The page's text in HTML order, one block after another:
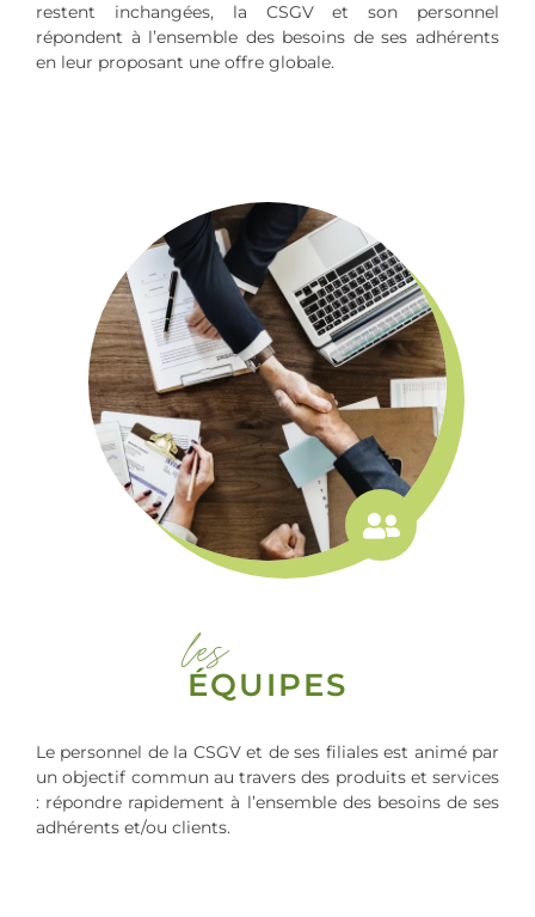
restent inchangées, la CSGV et son personnel
répondent à l’ensemble des besoins de ses adhérents
en leur proposant une offre globale.
les
ÉQUIPES
Le personnel de la CSGV et de ses filiales est animé par
un objectif commun au travers des produits et services
: répondre rapidement à l’ensemble des besoins de ses
adhérents et/ou clients.